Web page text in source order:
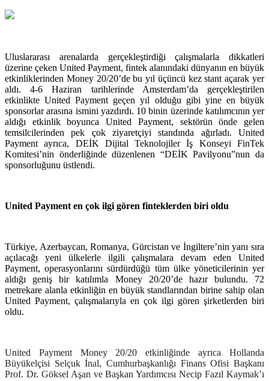
Uluslararası arenalarda gerçekleştirdiği çalışmalarla dikkatleri
üzerine çeken United Payment, fintek alanındaki dünyanın en büyük
etkinliklerinden Money 20/20’de bu yıl üçüncü kez stant açarak yer
aldı. 4-6 Haziran tarihlerinde Amsterdam’da gerçekleştirilen
etkinlikte United Payment geçen yıl olduğu gibi yine en büyük
sponsorlar arasına ismini yazdırdı. 10 binin üzerinde katılımcının yer
aldığı etkinlik boyunca United Payment, sektörün önde gelen
temsilcilerinden pek çok ziyaretçiyi standında ağırladı. United
Payment ayrıca, DEİK Dijital Teknolojiler İş Konseyi FinTek
Komitesi’nin önderliğinde düzenlenen “DEİK Pavilyonu”nun da
sponsorluğunu üstlendi.
United Payment en çok ilgi gören finteklerden biri oldu
Türkiye, Azerbaycan, Romanya, Gürcistan ve İngiltere’nin yanı sıra
açılacağı yeni ülkelerle ilgili çalışmalara devam eden United
Payment, operasyonlarını sürdürdüğü tüm ülke yöneticilerinin yer
aldığı geniş bir katılımla Money 20/20’de hazır bulundu. 72
metrekare alanla etkinliğin en büyük standlarından birine sahip olan
United Payment, çalışmalarıyla en çok ilgi gören şirketlerden biri
oldu.
United Payment Money 20/20 etkinliğinde ayrıca Hollanda
Büyükelçisi Selçuk İnal, Cumhurbaşkanlığı Finans Ofisi Başkanı
Prof. Dr. Göksel Aşan ve Başkan Yardımcısı Necip Fazıl Kaymak’ı